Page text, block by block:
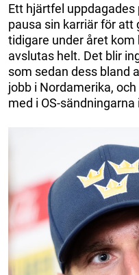
Ett hjärtfel
pausa sin karriär för att
tidigare under året
avslutas helt. Det blir
som sedan dess bland
jobb i Nordamerika,
med i OS-